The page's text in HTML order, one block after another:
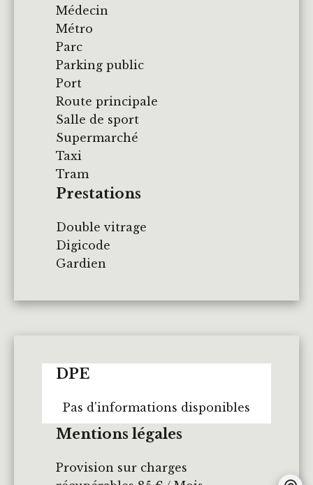
Médecin
Métro
Parc
Parking public
Port
Route principale
Salle de sport
Supermarché
Taxi
Tram
Prestations
Double vitrage
Digicode
Gardien
DPE
Pas d'informations disponibles
Mentions légales
Provision sur charges